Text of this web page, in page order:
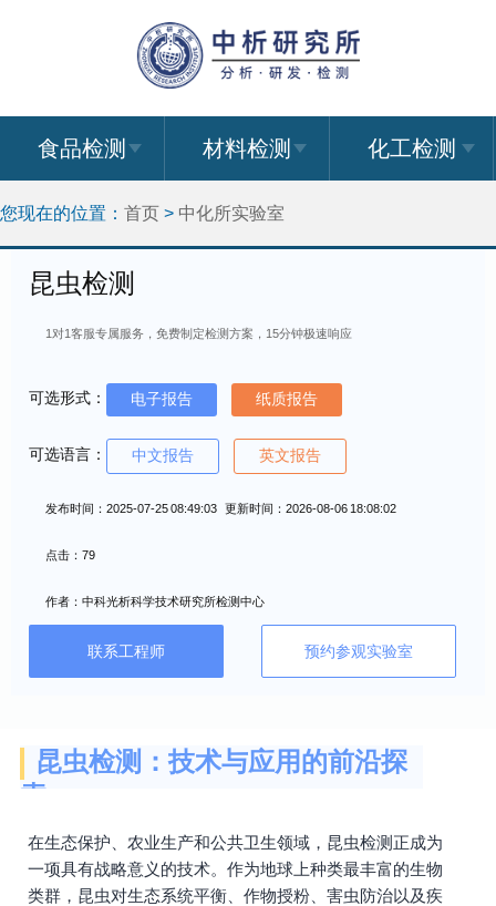
食品检测 材料检测 化工检测
您现在的位置： 首页 > 中化所实验室
昆虫检测
1对1客服专属服务，免费制定检测方案，15分钟极速响应
可选形式： 电子报告 纸质报告
可选语言： 中文报告 英文报告
发布时间：2025-07-25 08:49:03 更新时间：2026-08-06 18:08:02
点击：79
作者：中科光析科学技术研究所检测中心
联系工程师 预约参观实验室
昆虫检测：技术与应用的前沿探
索
在生态保护、农业生产和公共卫生领域，昆虫检测正成为
一项具有战略意义的技术。作为地球上种类最丰富的生物
类群，昆虫对生态系统平衡、作物授粉、害虫防治以及疾